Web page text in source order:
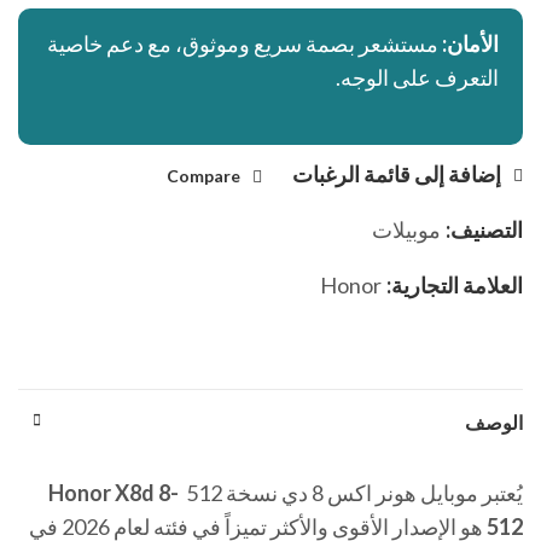
الأمان: مستشعر بصمة سريع وموثوق، مع دعم خاصية
التعرف على الوجه.
إضافة إلى قائمة الرغبات Compare
التصنيف: موبيلات
العلامة التجارية: Honor
الوصف
يُعتبر موبايل هونر اكس 8 دي نسخة 512
Honor X8d 8-
512
هو الإصدار الأقوى والأكثر تميزاً في فئته لعام 2026 في